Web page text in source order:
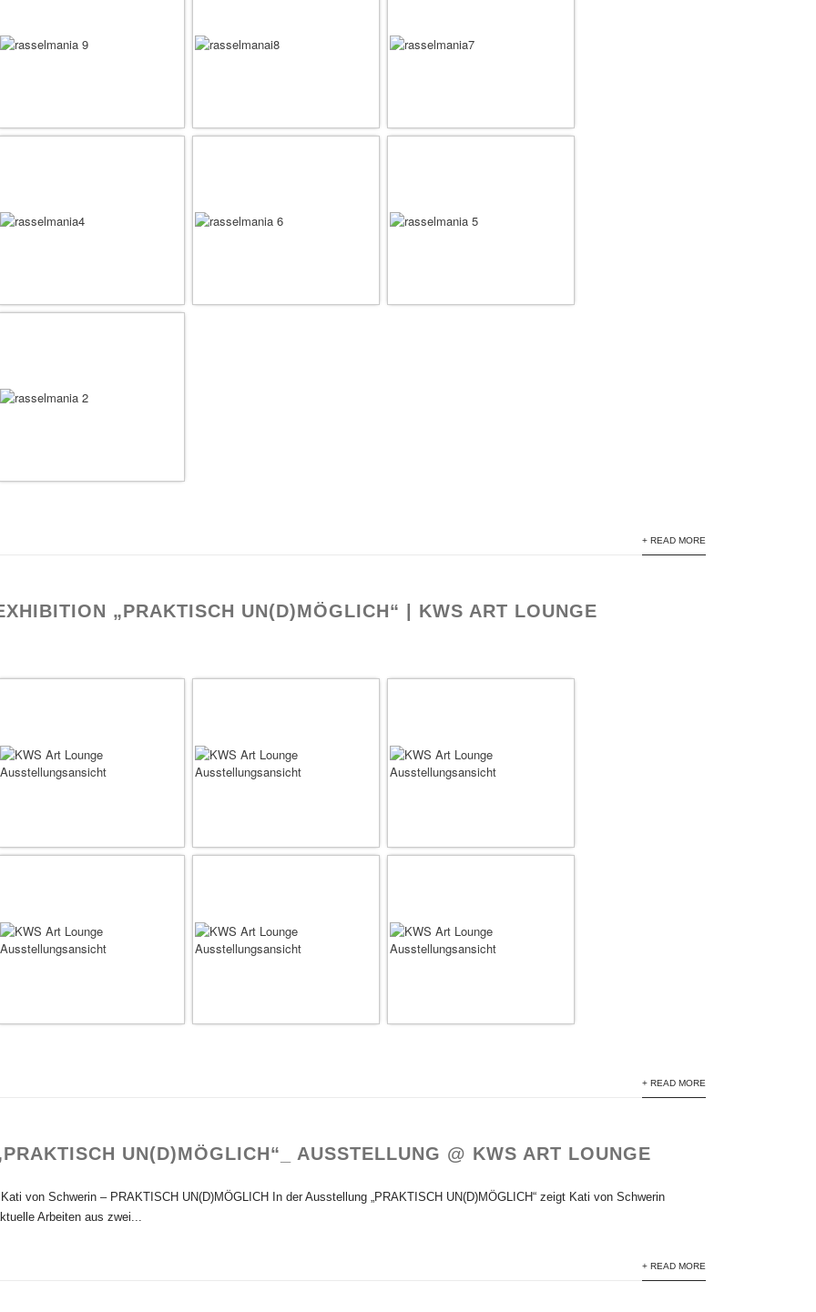
+ READ MORE
„PRAKTISCH UN(D)MÖGLICH“ | KWS ART LOUNGE
+ READ MORE
UN(D)MÖGLICH“_ AUSSTELLUNG @ KWS ART LOUNGE
von Schwerin – PRAKTISCH UN(D)MÖGLICH In der Ausstellung „PRAKTISCH UN(D)MÖGLICH“ zeigt Kati von Schwerin
Arbeiten aus zwei...
+ READ MORE